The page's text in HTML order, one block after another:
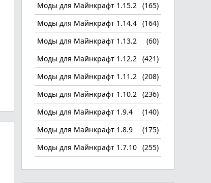
Моды для Майнкрафт 1.15.2 (165)
Моды для Майнкрафт 1.14.4 (164)
Моды для Майнкрафт 1.13.2
(60)
Моды для Майнкрафт 1.12.2 (421)
Моды для Майнкрафт 1.11.2 (208)
Моды для Майнкрафт 1.10.2 (236)
Моды для Майнкрафт 1.9.4
(140)
Моды для Майнкрафт 1.8.9
(175)
Моды для Майнкрафт 1.7.10 (255)